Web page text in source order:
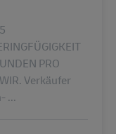
PRO
Verkäufer
...